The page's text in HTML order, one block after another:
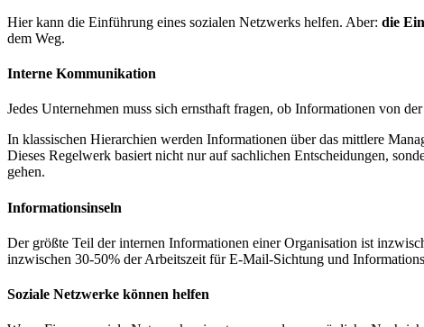
Hier kann die Einführung eines sozialen Netzwerks helfen. Aber: die
dem Weg.
Interne Kommunikation
Jedes Unternehmen muss sich ernsthaft fragen, ob Informationen von
In klassischen Hierarchien werden Informationen über das mittlere
Dieses Regelwerk basiert nicht nur auf sachlichen Entscheidungen,
gehen.
Informationsinseln
Der größte Teil der internen Informationen einer Organisation ist
inzwischen 30-50% der Arbeitszeit für E-Mail-Sichtung und
Soziale Netzwerke können helfen